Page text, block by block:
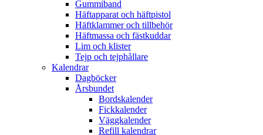
Gummiband
Häftapparat och häftpistol
Häftklammer och tillbehör
Häftmassa och fästkuddar
Lim och klister
Tejp och tejphållare
Kalendrar
Dagböcker
Årsbundet
Bordskalender
Fickkalender
Väggkalender
Refill kalendrar